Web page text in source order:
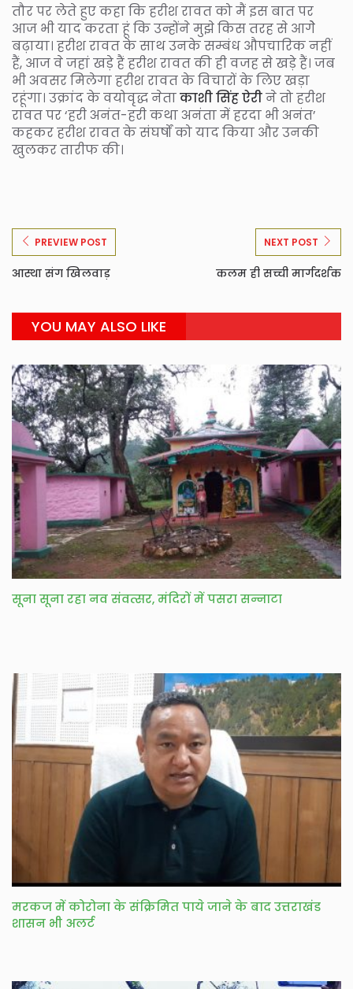
तौर पर लेते हुए कहा कि हरीश रावत को मैं इस बात पर
आज भी याद करता हूं कि उन्होंने मुझे किस तरह से आगेे
बढ़ाया। हरीश रावत के साथ उनके सम्बंध औपचारिक नहीं
हैं, आज वे जहां खड़े हैं हरीश रावत की ही वजह से खड़े हैं। जब
भी अवसर मिलेगा हरीश रावत के विचारों के लिए खड़ा
रहूंगा। उक्रांद के वयोवृद्ध नेताकाशी सिंह ऐरीने तो हरीश
रावत पर ‘हरी अनंत-हरी कथा अनंता में हरदा भी अनंत’
कहकर हरीश रावत के संघर्षों को याद किया और उनकी
खुलकर तारीफ की।
PREVIEW POST
आस्था संग खिलवाड़
NEXT POST
कलम ही सच्ची मार्गदर्शक
YOU MAY ALSO LIKE
सूना सूना रहा नव संवत्सर, मंदिरों में पसरा सन्नाटा
मरकज में कोरोना के संक्रिमित पाये जाने के बाद उत्तराखंड
शासन भी अलर्ट